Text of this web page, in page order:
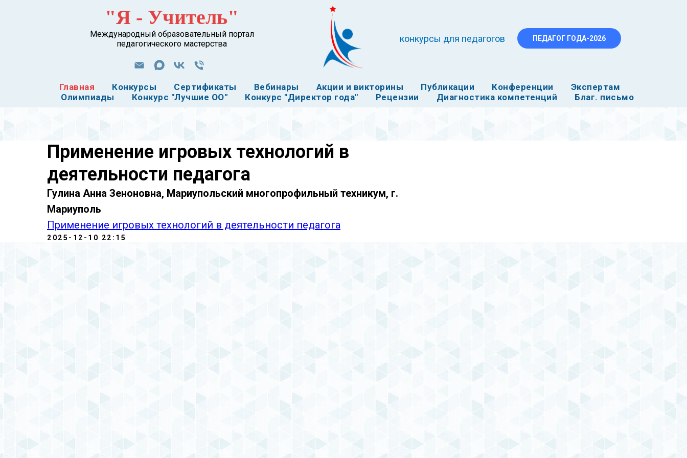
"Я - Учитель"
Международный образовательный портал
педагогического мастерства
конкурсы для педагогов ПЕДАГОГ ГОДА-2026
Главная Конкурсы Сертификаты Вебинары Акции и викторины Публикации Конференции
Экспертам
Олимпиады
Конкурс "Лучшие ОО" Конкурс "Директор года" Рецензии Диагностика компетенций Благ. письмо
Применение игровых технологий в
деятельности педагога
Гулина Анна Зеноновна, Мариупольский многопрофильный техникум, г.
Мариуполь
Применение игровых технологий в деятельности педагога
2025-12-10 22:15